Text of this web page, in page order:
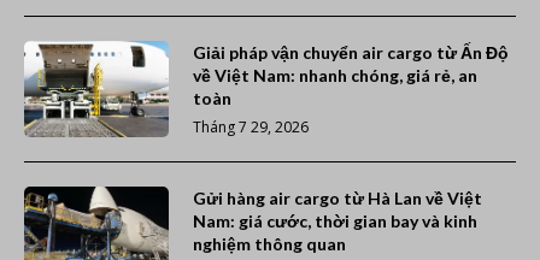
Giải pháp vận chuyển air cargo từ Ấn Độ
về Việt Nam: nhanh chóng, giá rẻ, an
toàn
Tháng 7 29, 2026
Gửi hàng air cargo từ Hà Lan về Việt
Nam: giá cước, thời gian bay và kinh
nghiệm thông quan